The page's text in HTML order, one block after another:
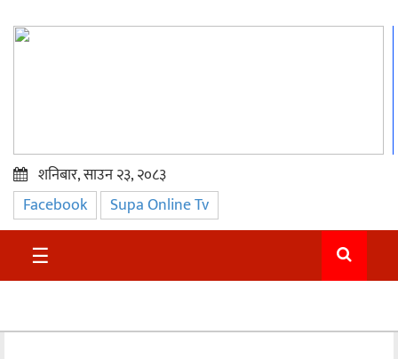
प्रमुख
समाचार
सुदुर
शनिबार, साउन २३, २०८३
Facebook Supa Online Tv
☰